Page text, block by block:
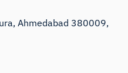
Ahmedabad 380009,